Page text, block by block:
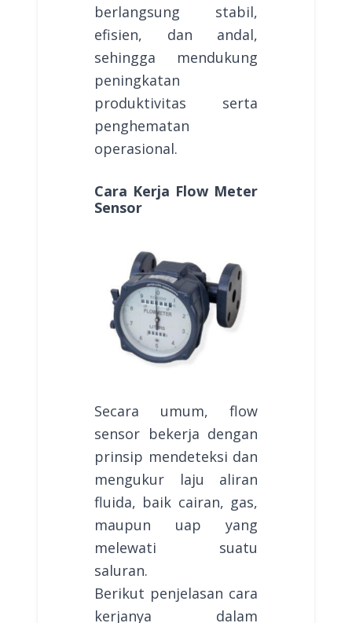
berlangsung stabil,
efisien, dan andal,
sehingga mendukung
peningkatan
produktivitas serta
penghematan
operasional.
Cara Kerja Flow Meter
Sensor
Secara umum, flow
sensor bekerja dengan
prinsip mendeteksi dan
mengukur laju aliran
fluida, baik cairan, gas,
maupun uap yang
melewati suatu
saluran.
Berikut penjelasan cara
kerjanya dalam